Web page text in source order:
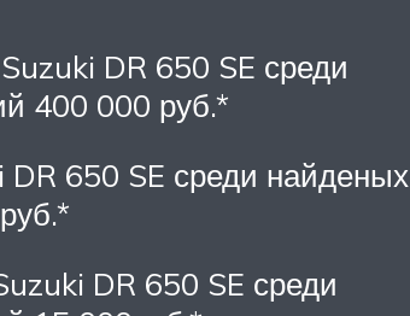
DR 650 SE среди
400 000 руб.*
650 SE среди найденых
DR 650 SE среди